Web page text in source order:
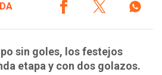
sin goles, los festejos
etapa y con dos golazos.